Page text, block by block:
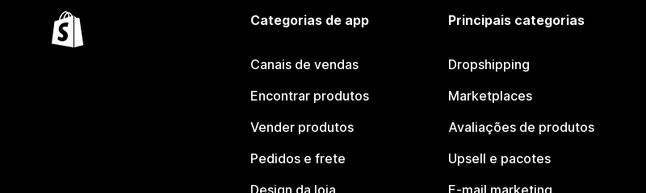
Categorias de app
Canais de vendas
Encontrar produtos
Vender produtos
Pedidos e frete
Principais categorias
Dropshipping
Marketplaces
Avaliações de produtos
Upsell e pacotes